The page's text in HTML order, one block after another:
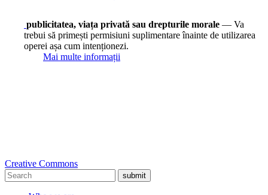
publicitatea, viața privată sau drepturile morale — Va
trebui să primești permisiuni suplimentare înainte de utilizarea
operei așa cum intenționezi.
Mai multe informații
Creative Commons
submit